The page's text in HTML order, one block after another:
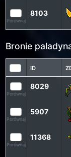
Porównaj
8103
Bronie
ID
Porównaj
8029
Porównaj
5907
Porównaj
11368